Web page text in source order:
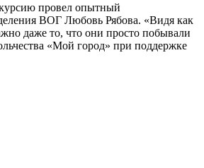
провел опытный
ВОГ Любовь Рябова. «Видя как
даже то, что они просто побывали
«Мой город» при поддержке